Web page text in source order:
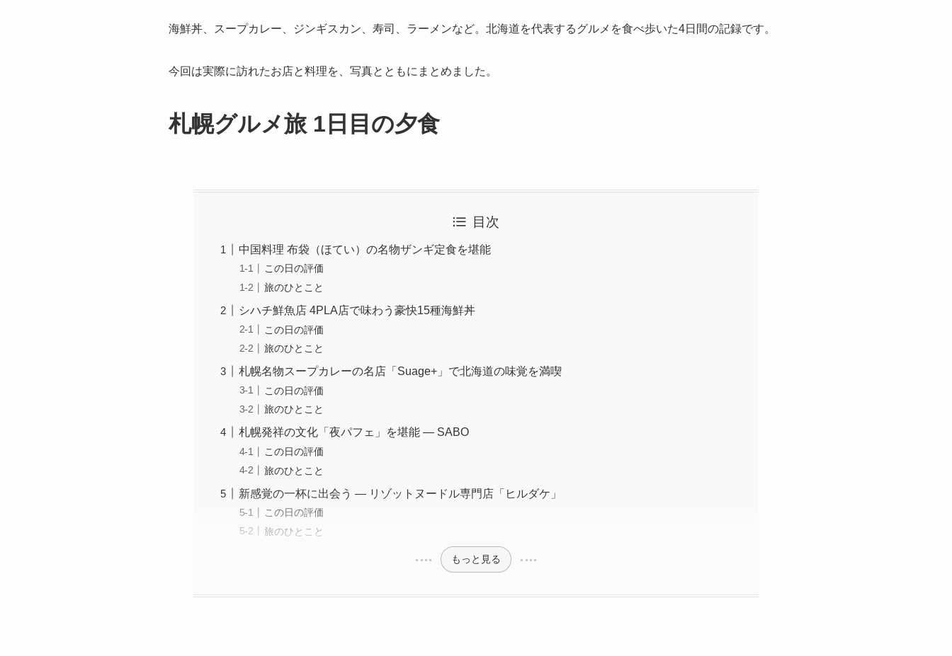
海鮮丼、スープカレー、ジンギスカン、寿司、ラーメンなど。北海道を代表するグルメを食べ歩いた4日間の記録です。
今回は実際に訪れたお店と料理を、写真とともにまとめました。
札幌グルメ旅 1日目の夕食
目次
中国料理 布袋（ほてい）の名物ザンギ定食を堪能
この日の評価
旅のひとこと
シハチ鮮魚店 4PLA店で味わう豪快15種海鮮丼
この日の評価
旅のひとこと
札幌名物スープカレーの名店「Suage+」で北海道の味覚を満喫
この日の評価
旅のひとこと
札幌発祥の文化「夜パフェ」を堪能 ― SABO
この日の評価
旅のひとこと
新感覚の一杯に出会う ― リゾットヌードル専門店「ヒルダケ」
この日の評価
旅のひとこと
もっと見る